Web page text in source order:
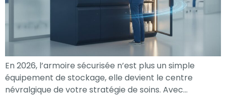
En 2026, l’armoire sécurisée n’est plus un simple
équipement de stockage, elle devient le centre
névralgique de votre stratégie de soins. Avec…
chances de
voir du contenu
et des offres
personnalisés.